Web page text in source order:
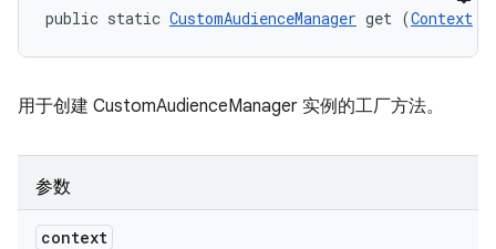
public static CustomAudienceManager get (Context
用于创建 CustomAudienceManager 实例的工厂方法。
参数
context